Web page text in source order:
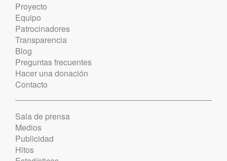
Proyecto
Equipo
Patrocinadores
Transparencia
Blog
Preguntas frecuentes
Hacer una donación
Contacto
Sala de prensa
Medios
Publicidad
Hitos